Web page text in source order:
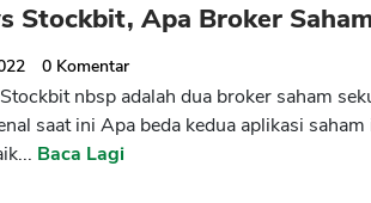
Stockbit, Apa Broker
0 Komentar
nbsp adalah dua broker saham
saat ini Apa beda kedua aplikasi
Baca Lagi